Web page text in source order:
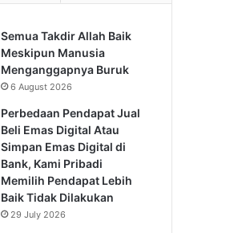
Semua Takdir Allah Baik
Meskipun Manusia
Menganggapnya Buruk
6 August 2026
Perbedaan Pendapat Jual
Beli Emas Digital Atau
Simpan Emas Digital di
Bank, Kami Pribadi
Memilih Pendapat Lebih
Baik Tidak Dilakukan
29 July 2026